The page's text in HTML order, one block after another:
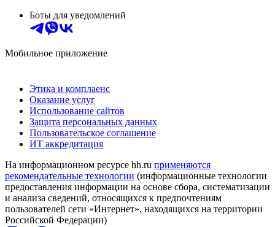
Боты для уведомлений
Мобильное приложение
Этика и комплаенс
Оказание услуг
Использование сайтов
Защита персональных данных
Пользовательское соглашение
ИТ аккредитация
На информационном ресурсе hh.ru применяются
рекомендательные технологии (информационные технологии
предоставления информации на основе сбора, систематизации
и анализа сведений, относящихся к предпочтениям
пользователей сети «Интернет», находящихся на территории
Российской Федерации)